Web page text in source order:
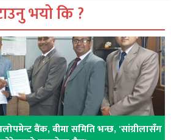
भयो कि ?
बैंक, बीमा समिति भन्छ, 'सांग्रीलासँग